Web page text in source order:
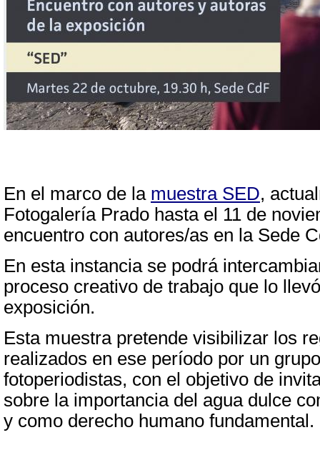
En el marco de la muestra SED,
Fotogalería Prado hasta el 11 de
encuentro con autores/as en la Sede
En esta instancia se podrá
proceso creativo de trabajo que lo
exposición.
Esta muestra pretende visibilizar los
realizados en ese período por un
fotoperiodistas, con el objetivo de
sobre la importancia del agua dulce
y como derecho humano fundamental.